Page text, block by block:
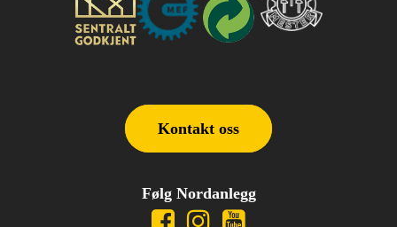
Kontakt oss
Følg Nordanlegg